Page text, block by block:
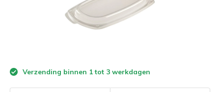
Verzending binnen 1 tot 3 werkdagen